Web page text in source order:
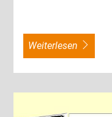
weiterlesen